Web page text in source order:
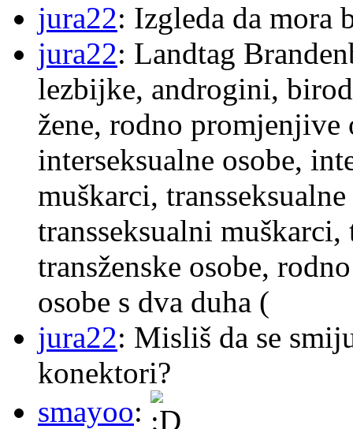
jura22: Izgleda da mora
jura22: Landtag
lezbijke, androgini,
žene, rodno
interseksualne osobe,
muškarci,
transseksualni muškarci,
transženske osobe,
osobe s dva duha (
jura22: Misliš da se
konektori?
smayoo: